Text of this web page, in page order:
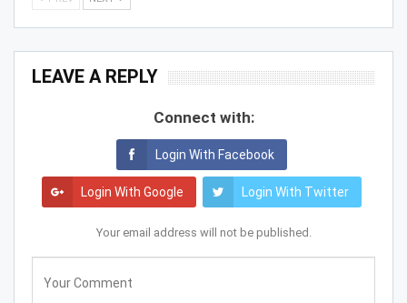
LEAVE A REPLY
Connect with:
Login With Facebook
Login With Google Login With Twitter
Your email address will not be published.